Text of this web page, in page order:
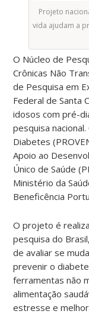
Projeto
vida ajudam a
O Núcleo de
Crônicas Não
de Pesquisa em
Federal de Santa
idosos com pré-
pesquisa nacional.
Diabetes
Apoio ao
Único de Saúde
Ministério da
Beneficência
O projeto é
pesquisa do
de avaliar se
prevenir o
ferramentas não
alimentação
estresse e